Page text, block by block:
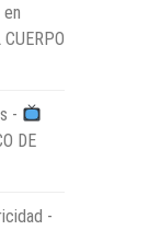
en
-
DE
-